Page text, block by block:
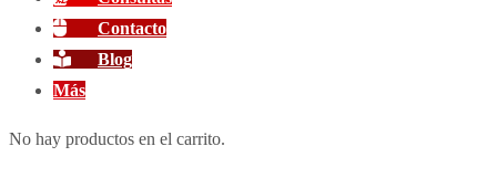
Contacto
Blog
Más
No hay productos en el carrito.